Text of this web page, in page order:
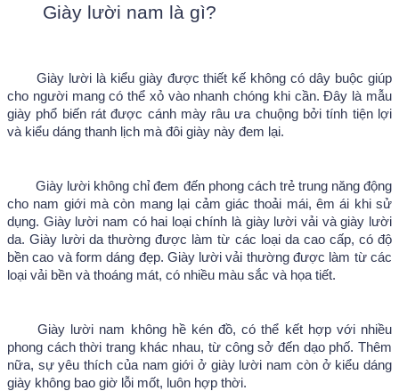
Giày lười nam là gì?
Giày lười là kiểu giày được thiết kế không có dây buộc giúp
cho người mang có thể xỏ vào nhanh chóng khi cần. Đây là mẫu
giày phổ biến rát được cánh mày râu ưa chuộng bởi tính tiện lợi
và kiểu dáng thanh lịch mà đôi giày này đem lại.
Giày lười không chỉ đem đến phong cách trẻ trung năng động
cho nam giới mà còn mang lại cảm giác thoải mái, êm ái khi sử
dụng. Giày lười nam có hai loại chính là giày lười vải và giày lười
da. Giày lười da thường được làm từ các loại da cao cấp, có độ
bền cao và form dáng đẹp. Giày lười vải thường được làm từ các
loại vải bền và thoáng mát, có nhiều màu sắc và họa tiết.
Giày lười nam không hề kén đồ, có thể kết hợp với nhiều
phong cách thời trang khác nhau, từ công sở đến dạo phố. Thêm
nữa, sự yêu thích của nam giới ở giày lười nam còn ở kiểu dáng
giày không bao giờ lỗi mốt, luôn hợp thời.